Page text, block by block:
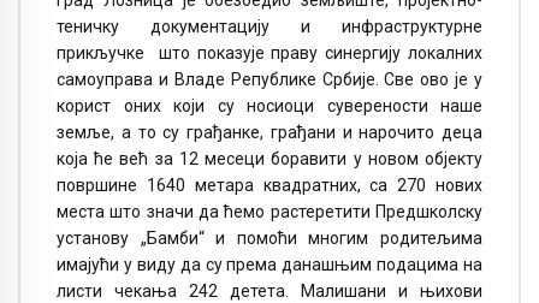
теничку документацију и инфраструктурне
прикључке што показује праву синергију локалних
самоуправа и Владе Републике Србије. Све ово је у
корист оних који су носиоци суверености наше
земље, а то су грађанке, грађани и нарочито деца
која ће већ за 12 месеци боравити у новом објекту
површине 1640 метара квадратних, са 270 нових
места што значи да ћемо растеретити Предшколску
установу „Бамби“ и помоћи многим родитељима
имајући у виду да су према данашњим подацима на
листи чекања 242 детета. Малишани и њихови